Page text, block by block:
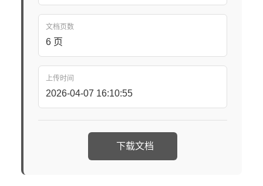
文档页数
6 页
上传时间
2026-04-07 16:10:55
下载文档